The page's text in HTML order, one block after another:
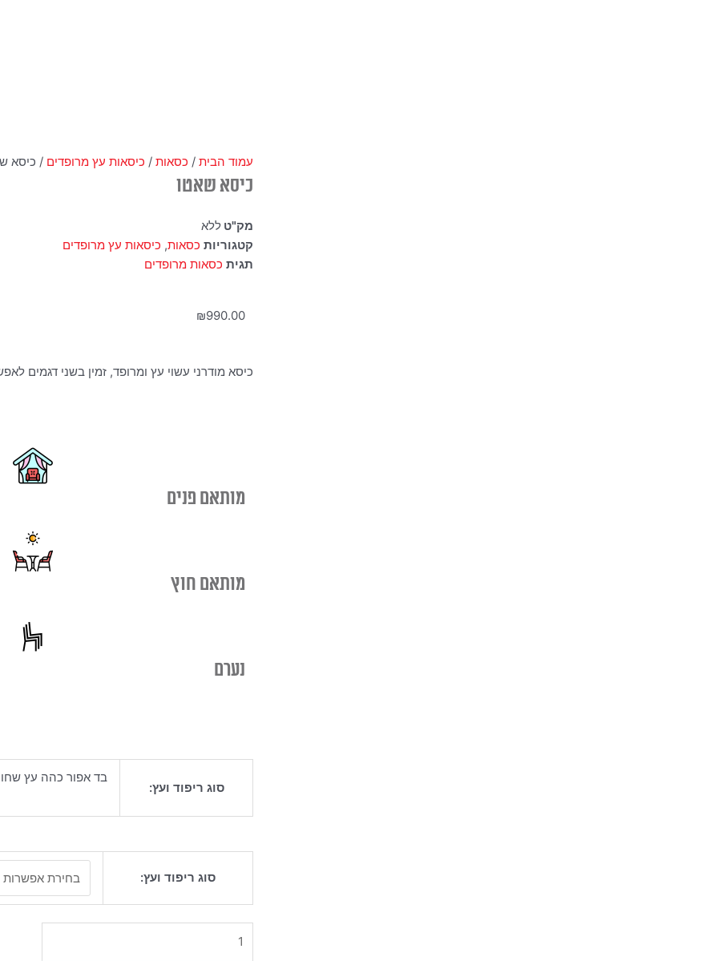
עמוד הבית / כסאות / כיסאות עץ מרופדים / כיסא
כיסא שאטו
מק"ט ללא
קטגוריות כסאות, כיסאות עץ מרופדים
תגית כסאות מרופדים
₪990.00
כיסא מודרני עשוי עץ ומרופד, זמין בשני דגמים
מותאם פנים
מותאם חוץ
נערם
סוג ריפוד ועץ:
בד אפור כהה עץ
סוג ריפוד ועץ: